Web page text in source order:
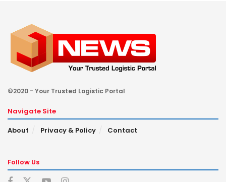
©2020 - Your Trusted Logistic Portal
Navigate Site
About
Privacy & Policy Contact
Follow Us